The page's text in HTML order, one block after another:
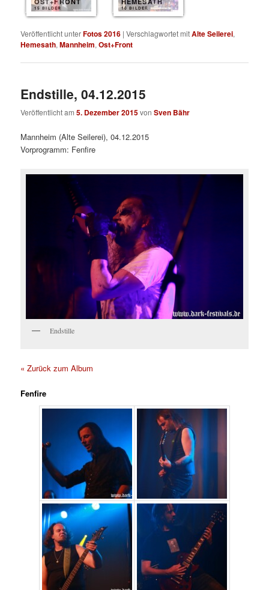
15 BILDER 10 BILDER
Veröffentlicht unterFotos 2016 |Verschlagwortet mitAlte Seilerei,
Hemesath,Mannheim,Ost+Front
Endstille, 04.12.2015
Veröffentlicht am5. Dezember 2015vonSven Bähr
Mannheim (Alte Seilerei), 04.12.2015
Vorprogramm: Fenfire
Endstille
« Zurück zum Album
Fenfire